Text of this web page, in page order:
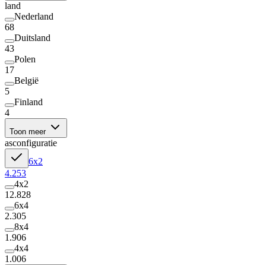
land
Nederland
68
Duitsland
43
Polen
17
België
5
Finland
4
Toon meer
asconfiguratie
6x2
4.253
4x2
12.828
6x4
2.305
8x4
1.906
4x4
1.006